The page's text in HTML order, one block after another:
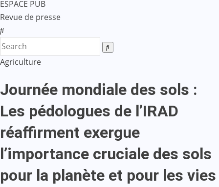
ESPACE PUB
Revue de presse
Agriculture
Journée mondiale des sols :
Les pédologues de l’IRAD
réaffirment exergue
l’importance cruciale des sols
pour la planète et pour les vies